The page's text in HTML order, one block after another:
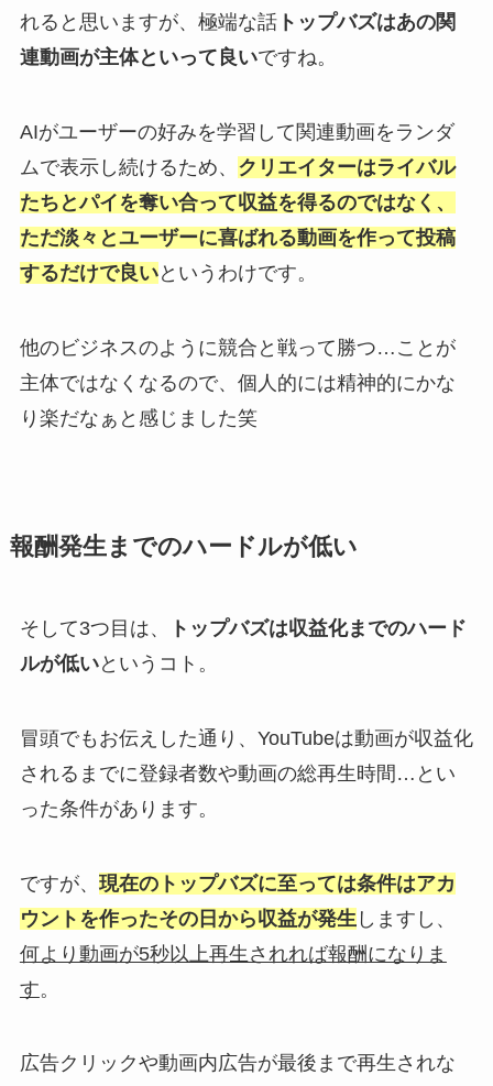
れると思いますが、極端な話トップバズはあの関
連動画が主体といって良いですね。
AIがユーザーの好みを学習して関連動画をランダ
ムで表示し続けるため、 クリエイターはライバル
たちとパイを奪い合って収益を得るのではなく、
ただ淡々とユーザーに喜ばれる動画を作って投稿
するだけで良いというわけです。
他のビジネスのように競合と戦って勝つ…ことが
主体ではなくなるので、個人的には精神的にかな
り楽だなぁと感じました笑
報酬発生までのハードルが低い
そして3つ目は、
トップバズは収益化までのハード
ルが低いというコト。
冒頭でもお伝えした通り、YouTubeは動画が収益化
されるまでに登録者数や動画の総再生時間…とい
った条件があります。
ですが、 現在のトップバズに至っては条件はアカ
ウントを作ったその日から収益が発生 しますし、
何より動画が5秒以上再生されれば報酬になりま
す。
広告クリックや動画内広告が最後まで再生されな